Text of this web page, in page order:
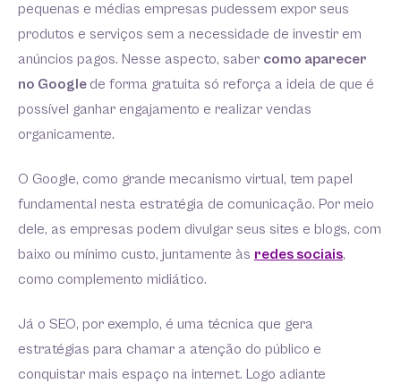
pequenas e médias empresas pudessem expor seus
produtos e serviços sem a necessidade de investir em
anúncios pagos. Nesse aspecto, saber como aparecer
no Google de forma gratuita só reforça a ideia de que é
possível ganhar engajamento e realizar vendas
organicamente.
O Google, como grande mecanismo virtual, tem papel
fundamental nesta estratégia de comunicação. Por meio
dele, as empresas podem divulgar seus sites e blogs, com
baixo ou mínimo custo, juntamente às redes sociais,
como complemento midiático.
Já o SEO, por exemplo, é uma técnica que gera
estratégias para chamar a atenção do público e
conquistar mais espaço na internet. Logo adiante